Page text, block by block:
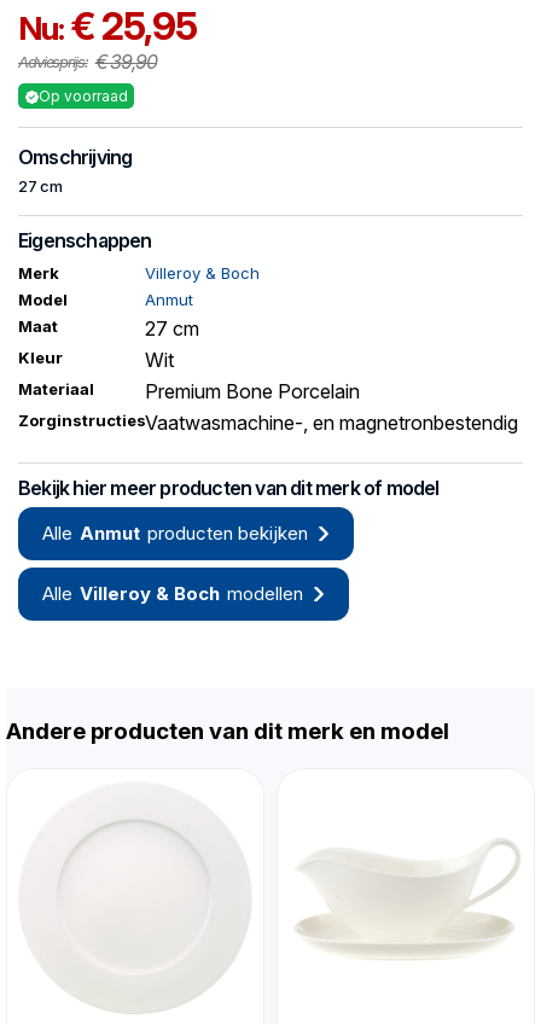
Nu:€ 25,95
Adviesprijs: € 39,90
Op voorraad
Omschrijving
27 cm
Eigenschappen
Merk
Villeroy & Boch
Model
Anmut
Maat
27 cm
Kleur Wit
Materiaal Premium Bone Porcelain
ZorginstructiesVaatwasmachine-, en magnetronbestendig
Bekijk hier meer producten van dit merk of model
Alle Anmut producten bekijken
Alle Villeroy & Boch modellen
Andere producten van dit merk en model